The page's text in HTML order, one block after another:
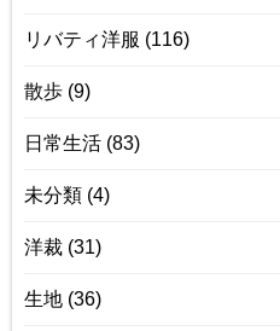
リバティ洋服 (116)
散歩 (9)
日常生活 (83)
未分類 (4)
洋裁 (31)
生地 (36)